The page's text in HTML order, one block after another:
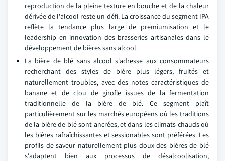
reproduction de la pleine texture en bouche et de la chaleur
dérivée de l'alcool reste un défi. La croissance du segment IPA
reflète la tendance plus large de premiumisation et le
leadership en innovation des brasseries artisanales dans le
développement de bières sans alcool.
La bière de blé sans alcool s'adresse aux consommateurs
recherchant des styles de bière plus légers, fruités et
naturellement troubles, avec des notes caractéristiques de
banane et de clou de girofle issues de la fermentation
traditionnelle de la bière de blé. Ce segment plaît
particulièrement sur les marchés européens où les traditions
de la bière de blé sont ancrées, et dans les climats chauds où
les bières rafraîchissantes et sessionables sont préférées. Les
profils de saveur naturellement plus doux des bières de blé
s'adaptent bien aux processus de désalcoolisation,